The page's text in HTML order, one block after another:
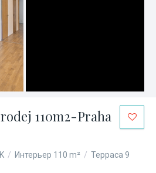
110m2-Praha
/ Интерьер 110 m² / Терраса 9